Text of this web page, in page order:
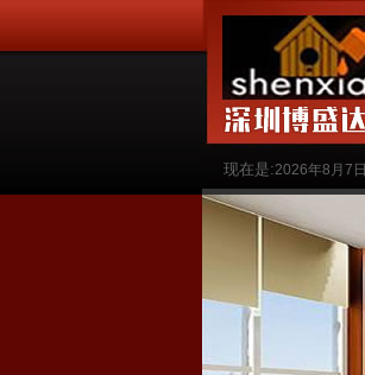
现在是:2026年8月7日